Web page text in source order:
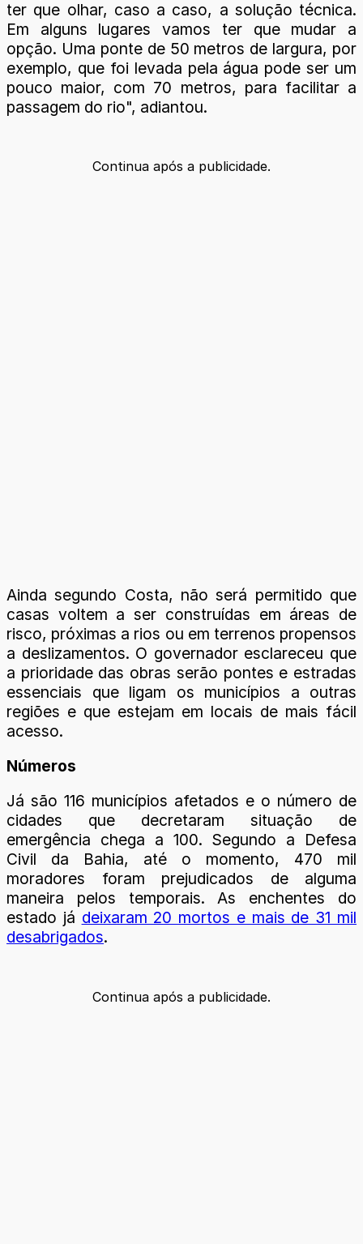
ter que olhar, caso a caso, a solução técnica.
Em alguns lugares vamos ter que mudar a
opção. Uma ponte de 50 metros de largura, por
exemplo, que foi levada pela água pode ser um
pouco maior, com 70 metros, para facilitar a
passagem do rio", adiantou.
Continua após a publicidade.
Ainda segundo Costa, não será permitido que
casas voltem a ser construídas em áreas de
risco, próximas a rios ou em terrenos propensos
a deslizamentos. O governador esclareceu que
a prioridade das obras serão pontes e estradas
essenciais que ligam os municípios a outras
regiões e que estejam em locais de mais fácil
acesso.
Números
Já são 116 municípios afetados e o número de
cidades que decretaram situação de
emergência chega a 100. Segundo a Defesa
Civil da Bahia, até o momento, 470 mil
moradores foram prejudicados de alguma
maneira pelos temporais. As enchentes do
estado já deixaram 20 mortos e mais de 31 mil
desabrigados.
Continua após a publicidade.